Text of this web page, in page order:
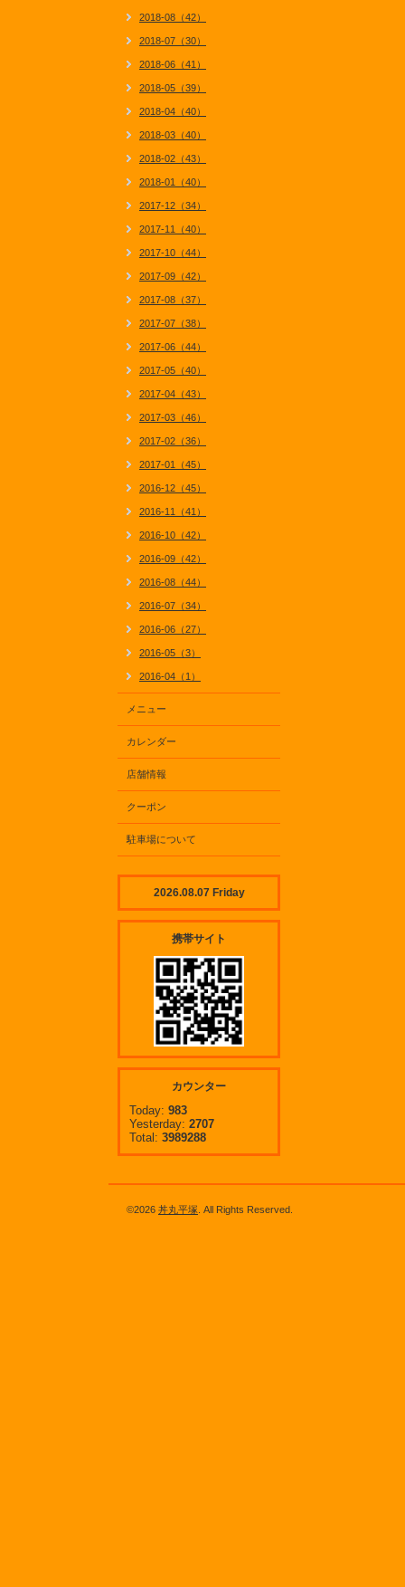
2018-08（42）
2018-07（30）
2018-06（41）
2018-05（39）
2018-04（40）
2018-03（40）
2018-02（43）
2018-01（40）
2017-12（34）
2017-11（40）
2017-10（44）
2017-09（42）
2017-08（37）
2017-07（38）
2017-06（44）
2017-05（40）
2017-04（43）
2017-03（46）
2017-02（36）
2017-01（45）
2016-12（45）
2016-11（41）
2016-10（42）
2016-09（42）
2016-08（44）
2016-07（34）
2016-06（27）
2016-05（3）
2016-04（1）
メニュー
カレンダー
店舗情報
クーポン
駐車場について
2026.08.07 Friday
携帯サイト
カウンター
Today: 983
Yesterday: 2707
Total: 3989288
©2026 丼丸平塚 . All Rights Reserved.